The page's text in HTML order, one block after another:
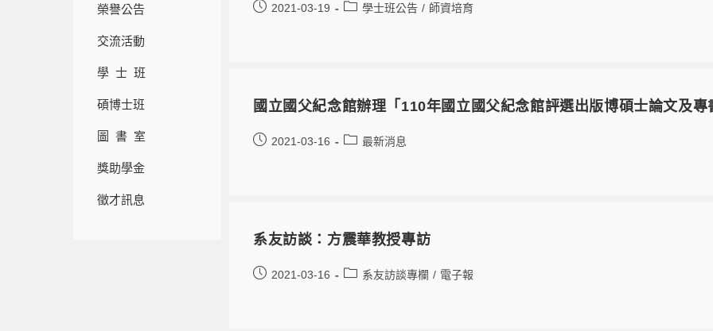
榮譽公告
交流活動
學 士 班
碩博士班
圖 書 室
獎助學金
徵才訊息
2021-03-19 學士班公告 / 師資培育
國立國父紀念館辦理「110年國立國父紀念館評選出版博碩士論文及專
2021-03-16 最新消息
系友訪談：方震華教授專訪
2021-03-16 系友訪談專欄 / 電子報